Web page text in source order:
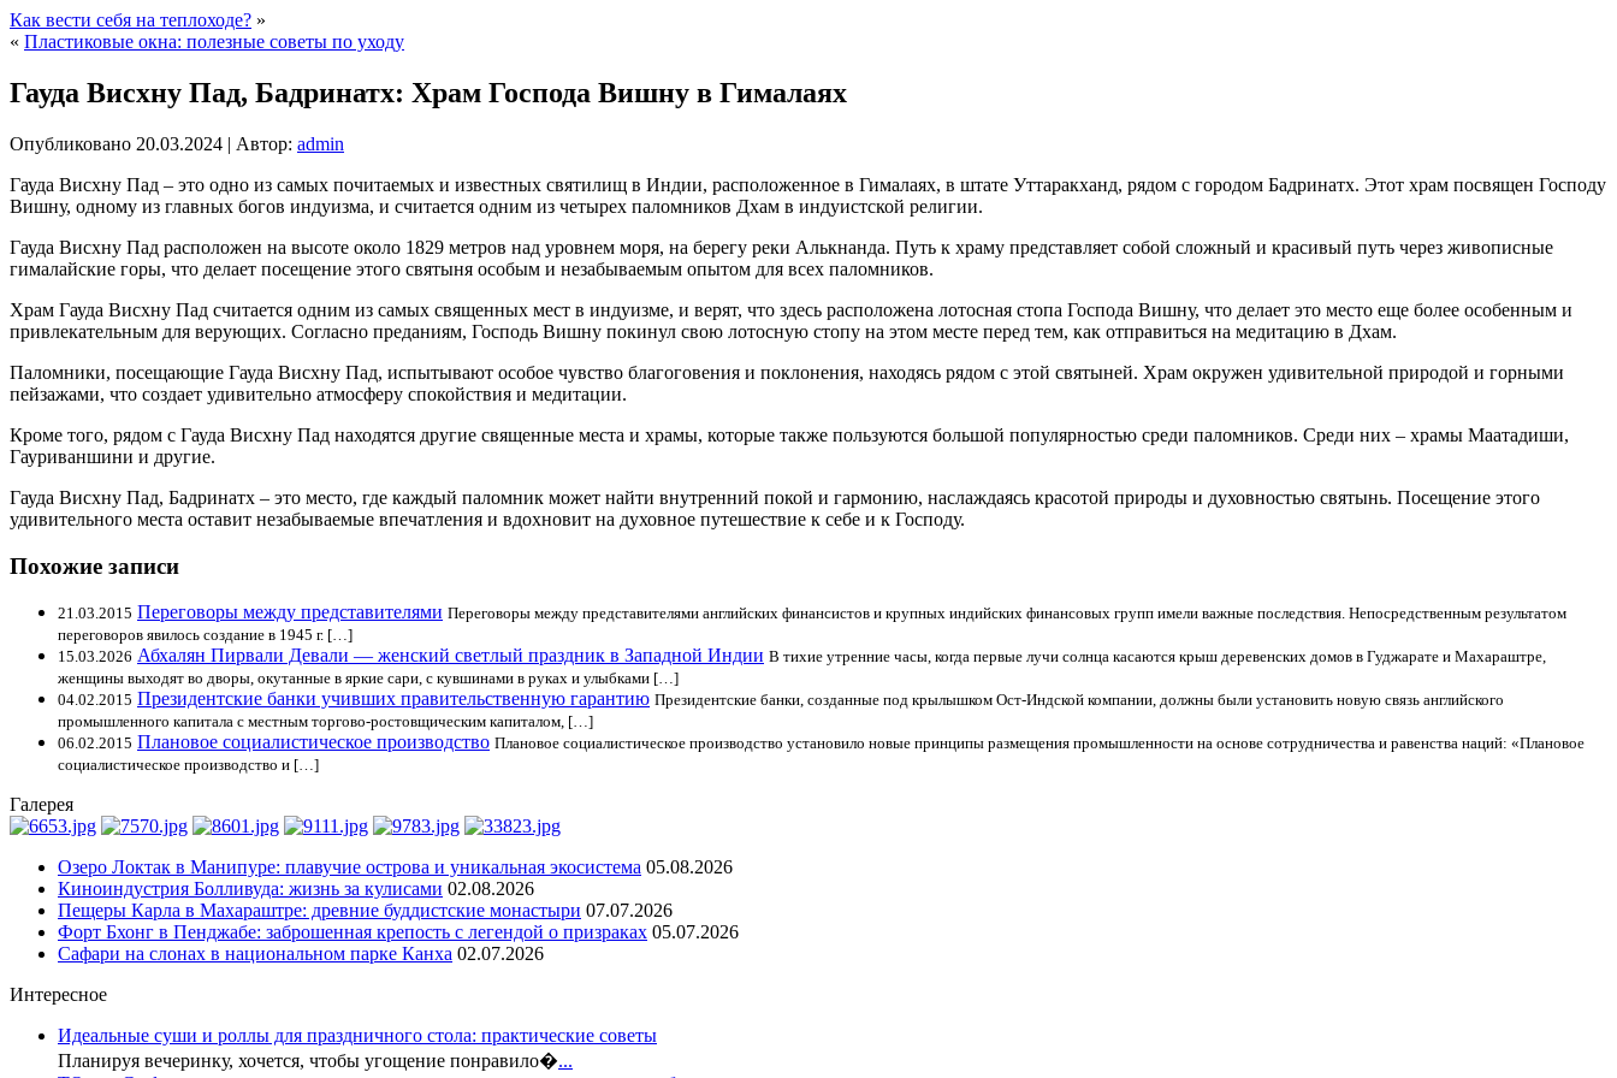
Как вести себя на теплоходе? »
« Пластиковые окна: полезные советы по уходу
Гауда Висхну Пад, Бадринатх: Храм Господа Вишну в Гималаях
Опубликовано 20.03.2024 | Автор: admin
Гауда Висхну Пад – это одно из самых почитаемых и известных святилищ в Индии, расположенное в Гималаях, в штате Уттаракханд, рядом с городом Бадринатх. Этот храм посвящен Господу
Вишну, одному из главных богов индуизма, и считается одним из четырех паломников Дхам в индуистской религии.
Гауда Висхну Пад расположен на высоте около 1829 метров над уровнем моря, на берегу реки Алькнанда. Путь к храму представляет собой сложный и красивый путь через живописные
гималайские горы, что делает посещение этого святыня особым и незабываемым опытом для всех паломников.
Храм Гауда Висхну Пад считается одним из самых священных мест в индуизме, и верят, что здесь расположена лотосная стопа Господа Вишну, что делает это место еще более особенным и
привлекательным для верующих. Согласно преданиям, Господь Вишну покинул свою лотосную стопу на этом месте перед тем, как отправиться на медитацию в Дхам.
Паломники, посещающие Гауда Висхну Пад, испытывают особое чувство благоговения и поклонения, находясь рядом с этой святыней. Храм окружен удивительной природой и горными
пейзажами, что создает удивительно атмосферу спокойствия и медитации.
Кроме того, рядом с Гауда Висхну Пад находятся другие священные места и храмы, которые также пользуются большой популярностью среди паломников. Среди них – храмы Маатадиши,
Гауриваншини и другие.
Гауда Висхну Пад, Бадринатх – это место, где каждый паломник может найти внутренний покой и гармонию, наслаждаясь красотой природы и духовностью святынь. Посещение этого
удивительного места оставит незабываемые впечатления и вдохновит на духовное путешествие к себе и к Господу.
Похожие записи
21.03.2015 Переговоры между представителями Переговоры между представителями английских финансистов и крупных индийских финансовых групп имели важные последствия. Непосредственным результатом
переговоров явилось создание в 1945 г. […]
15.03.2026 Абхалян Пирвали Девали — женский светлый праздник в Западной Индии В тихие утренние часы, когда первые лучи солнца касаются крыш деревенских домов в Гуджарате и Махараштре,
женщины выходят во дворы, окутанные в яркие сари, с кувшинами в руках и улыбками […]
04.02.2015 Президентские банки учивших правительственную гарантию Президентские банки, созданные под крылышком Ост-Индской компании, должны были установить новую связь английского
промышленного капитала с местным торгово-ростовщическим капиталом, […]
06.02.2015 Плановое социалистическое производство Плановое социалистическое производство установило новые принципы размещения промышленности на основе сотрудничества и равенства наций: «Плановое
социалистическое производство и […]
Галерея
Озеро Локтак в Манипуре: плавучие острова и уникальная экосистема 05.08.2026
Киноиндустрия Болливуда: жизнь за кулисами 02.08.2026
Пещеры Карла в Махараштре: древние буддистские монастыри 07.07.2026
Форт Бхонг в Пенджабе: заброшенная крепость с легендой о призраках 05.07.2026
Сафари на слонах в национальном парке Канха 02.07.2026
Интересное
Идеальные суши и роллы для праздничного стола: практические советы
Планируя вечеринку, хочется, чтобы угощение понравило�...